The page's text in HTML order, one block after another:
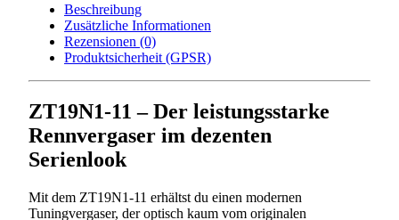
Beschreibung
Zusätzliche Informationen
Rezensionen (0)
Produktsicherheit (GPSR)
ZT19N1-11 – Der leistungsstarke
Rennvergaser im dezenten
Serienlook
Mit dem ZT19N1-11 erhältst du einen modernen
Tuningvergaser, der optisch kaum vom originalen